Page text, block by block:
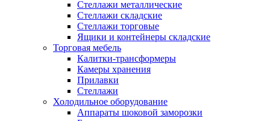
Стеллажи металлические
Стеллажи складские
Стеллажи торговые
Ящики и контейнеры складские
Торговая мебель
Калитки-трансформеры
Камеры хранения
Прилавки
Стеллажи
Холодильное оборудование
Аппараты шоковой заморозки